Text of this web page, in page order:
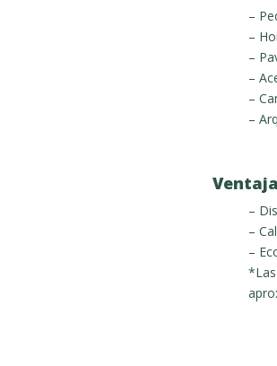
–
–
–
–
–
–
–
–
–